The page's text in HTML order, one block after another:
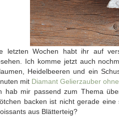
letzten Wochen habt ihr auf
Ich komme jetzt auch
Heidelbeeren und ein
mit Diamant Gelierzauber
hab mir passend zum Thema
backen ist nicht gerade
aus Blätterteig?